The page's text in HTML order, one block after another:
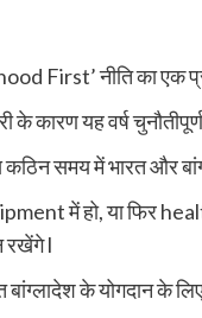
First’ नीति का एक
के कारण यह वर्ष
समय में भारत और
में हो, या फिर
रखेंगे l
के योगदान के